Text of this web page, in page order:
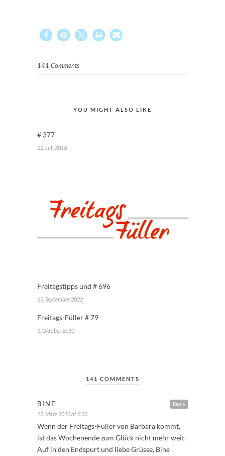
141 Comments
YOU MIGHT ALSO LIKE
# 377
22. Juli 2016
Freitagstipps und # 696
23. September 2022
Freitags-Füller # 79
1. Oktober 2010
141 COMMENTS
Reply
BINE
12. März 2010 at 6:33
Wenn der Freitags-Füller von Barbara kommt,
ist das Wochenende zum Glück nicht mehr weit.
Auf in den Endspurt und liebe Grüsse, Bine